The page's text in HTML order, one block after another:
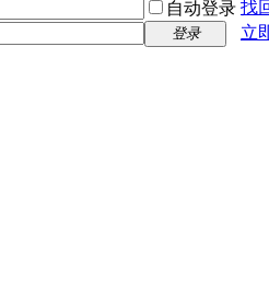
自动登录 找
登录
立